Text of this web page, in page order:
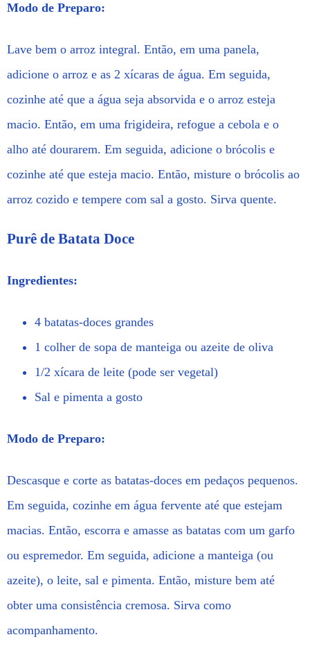
Modo de Preparo:
Lave bem o arroz integral. Então, em uma panela,
adicione o arroz e as 2 xícaras de água. Em seguida,
cozinhe até que a água seja absorvida e o arroz esteja
macio. Então, em uma frigideira, refogue a cebola e o
alho até dourarem. Em seguida, adicione o brócolis e
cozinhe até que esteja macio. Então, misture o brócolis ao
arroz cozido e tempere com sal a gosto. Sirva quente.
Purê de Batata Doce
Ingredientes:
4 batatas-doces grandes
1 colher de sopa de manteiga ou azeite de oliva
1/2 xícara de leite (pode ser vegetal)
Sal e pimenta a gosto
Modo de Preparo:
Descasque e corte as batatas-doces em pedaços pequenos.
Em seguida, cozinhe em água fervente até que estejam
macias. Então, escorra e amasse as batatas com um garfo
ou espremedor. Em seguida, adicione a manteiga (ou
azeite), o leite, sal e pimenta. Então, misture bem até
obter uma consistência cremosa. Sirva como
acompanhamento.